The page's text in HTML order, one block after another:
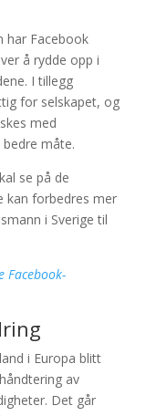
har Facebook
å rydde opp i
I tillegg
for selskapet, og
med
måte.
se på de
kan forbedres mer
i Sverige til
Facebook-
i Europa blitt
av
Det går